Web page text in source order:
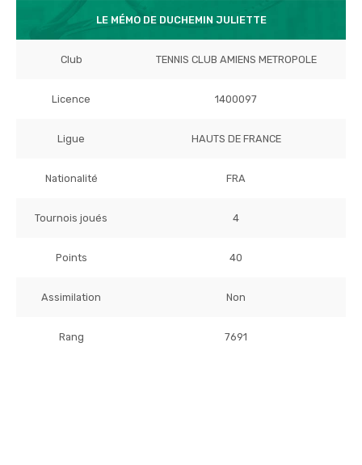
LE MÉMO DE DUCHEMIN JULIETTE
Club TENNIS CLUB AMIENS METROPOLE
Licence 1400097
Ligue HAUTS DE FRANCE
Nationalité FRA
Tournois joués 4
Points 40
Assimilation Non
Rang 7691